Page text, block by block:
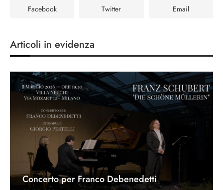
Facebook Twitter Email
Articoli in evidenza
Concerto per Franco Debenedetti